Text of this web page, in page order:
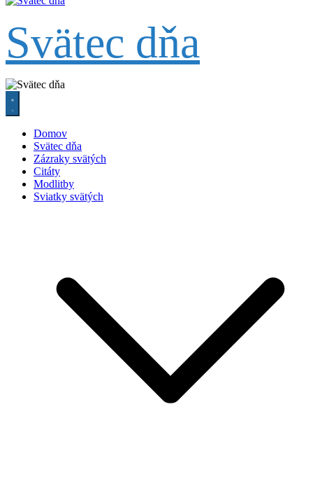
Svätec dňa
Domov
Svätec dňa
Zázraky svätých
Citáty
Modlitby
Sviatky svätých